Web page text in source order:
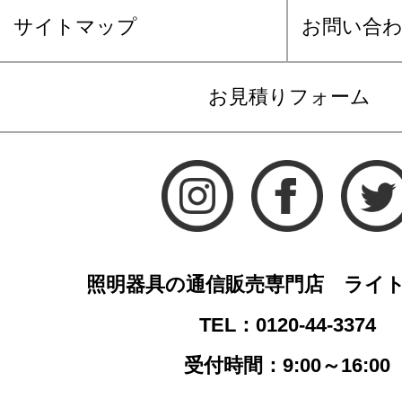
サイトマップ お問い合
お見積りフォーム
照明器具の通信販売専門店 ライ
TEL：0120-44-3374
受付時間：9:00～16:00